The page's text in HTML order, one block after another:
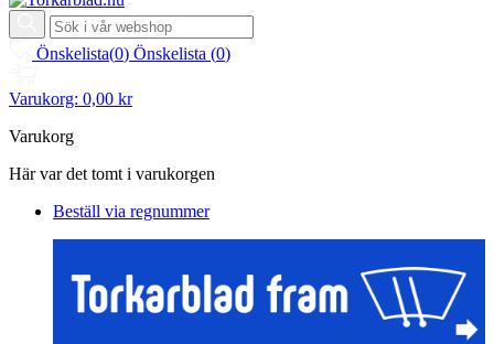
Önskelista(0) Önskelista (0)
Varukorg: 0,00 kr
Varukorg
Här var det tomt i varukorgen
Beställ via regnummer